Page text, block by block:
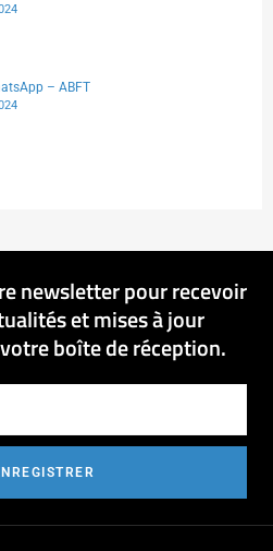
– ABFT
newsletter pour recevoir
et mises à jour
boîte de réception.